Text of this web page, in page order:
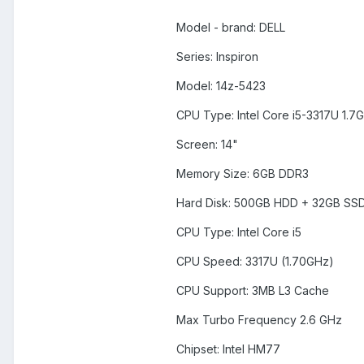
Model - brand: DELL
Series: Inspiron
Model: 14z-5423
CPU Type: Intel Core i5-3317U
Screen: 14"
Memory Size: 6GB DDR3
Hard Disk: 500GB HDD + 32GB
CPU Type: Intel Core i5
CPU Speed: 3317U (1.70GHz)
CPU Support: 3MB L3 Cache
Max Turbo Frequency 2.6 GHz
Chipset: Intel HM77